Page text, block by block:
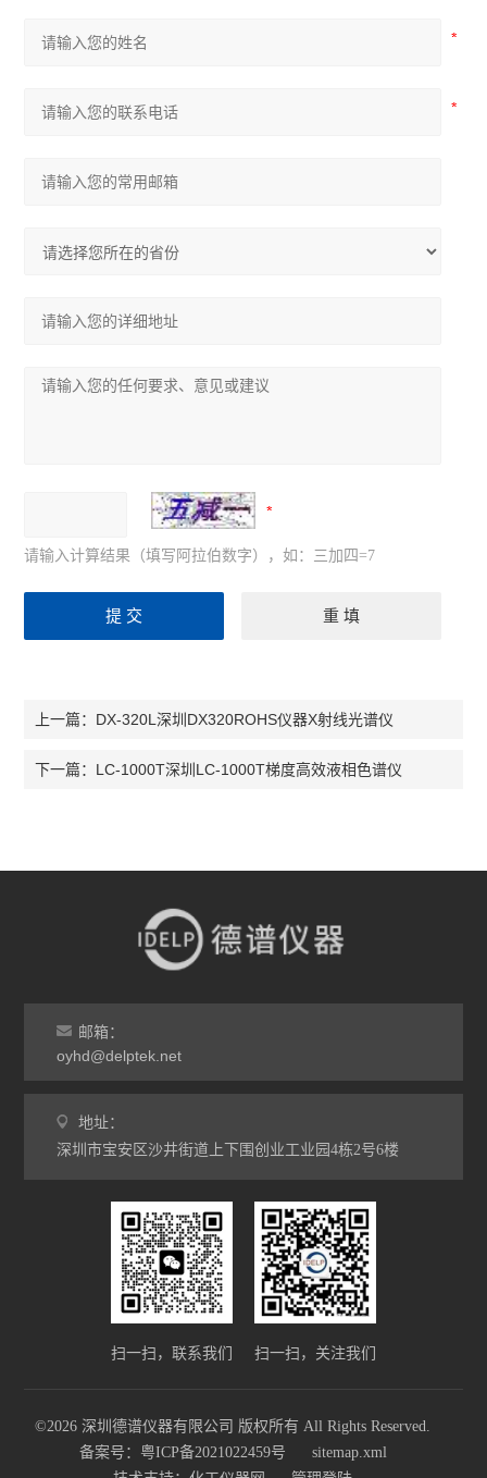
请输入计算结果（填写阿拉伯数字），如：三加四=7
上一篇： DX-320L深圳DX320ROHS仪器X射线光谱仪
下一篇： LC-1000T深圳LC-1000T梯度高效液相色谱仪
邮箱：
oyhd@delptek.net
地址：
深圳市宝安区沙井街道上下围创业工业园4栋2号6楼
扫一扫，联系我们 扫一扫，关注我们
©2026 深圳德谱仪器有限公司 版权所有 All Rights Reserved.
备案号：粤ICP备2021022459号
sitemap.xml